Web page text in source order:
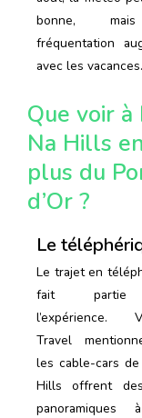
bonne,
fréquentation
avec les vacances.
Que voir à
Na Hills en
plus du
d’Or ?
Le
Le trajet en
fait
l’expérience.
Travel
les cable-cars
Hills offrent
panoramiques